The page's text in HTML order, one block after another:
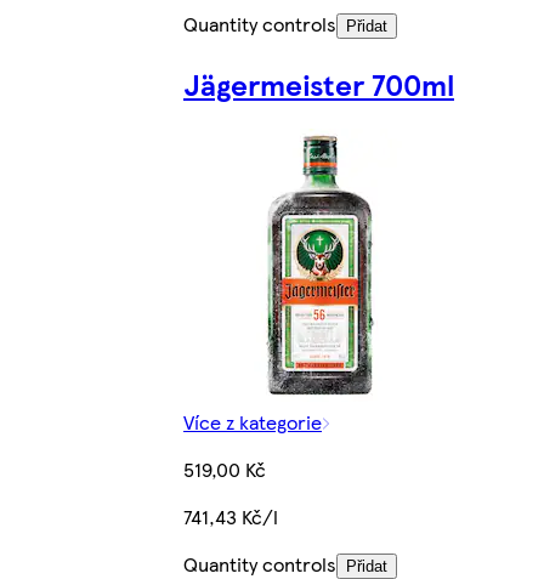
Quantity controls
Přidat
Jägermeister 700ml
Více z kategorie
519,00 Kč
741,43 Kč/l
Quantity controls
Přidat